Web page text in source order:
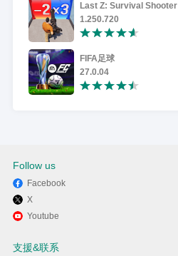
Last Z: Survival Shooter
1.250.720
FIFA足球
27.0.04
Follow us
Facebook
X
Youtube
支援&联系